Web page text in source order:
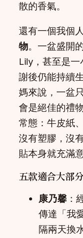
散的香氣。
還有一個我個
物。一盆盛開
Lily，甚至是
謝後仍能持續
媽來說，一盆
會是絕佳的禮
常態：牛皮紙
沒有塑膠，沒
貼本身就充滿意
五款適合大部
康乃馨 ：
傳達「我
隔兩天換